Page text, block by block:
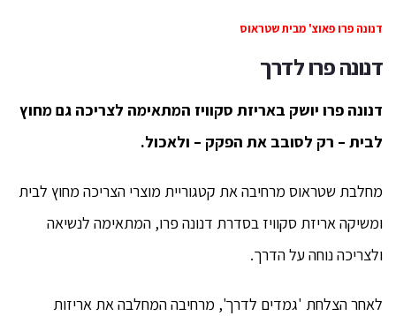
דנונה פרו פאוצ' מבית שטראוס
דנונה פרו לדרך
דנונה פרו יושק באריזת סקוויז המתאימה לצריכה גם מחוץ
לבית – רק לסובב את הפקק – ולאכול.
מחלבת שטראוס מרחיבה את קטגוריית מוצרי הצריכה מחוץ לבית
ומשיקה אריזת סקוויז בסדרת דנונה פרו, המתאימה לנשיאה
ולצריכה נוחה על הדרך.
לאחר הצלחת 'גמדים לדרך', מרחיבה המחלבה את אריזות